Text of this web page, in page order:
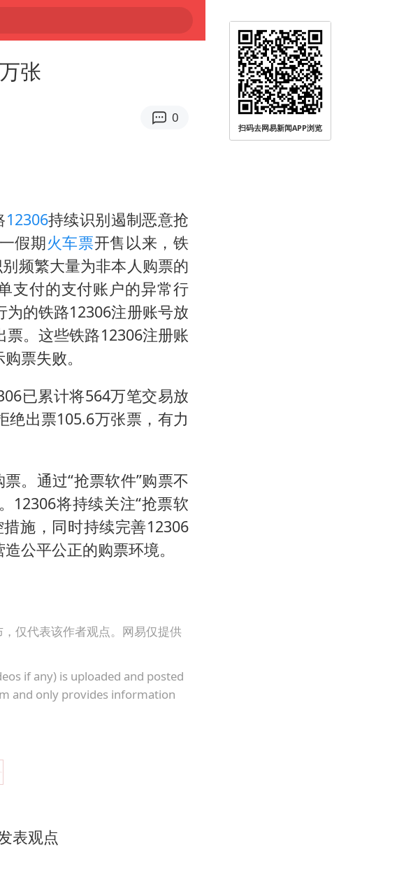
土
应
长
缉
张
0
12306持续识别遏制恶意抢
假期火车票开售以来，铁
频繁大量为非本人购票的
支付的支付账户的异常行
的铁路12306注册账号放
。这些铁路12306注册账
票失败。
已累计将564万笔交易放
绝出票105.6万张票，有力
。通过“抢票软件”购票不
12306将持续关注“抢票软
施，同时持续完善12306
造公平公正的购票环境。
仅代表该作者观点。网易仅提供
if any) is uploaded and posted
and only provides information
表观点
扫码去网易新闻APP浏览